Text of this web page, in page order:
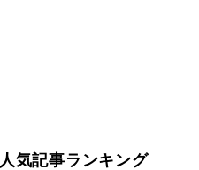
人気記事ランキング